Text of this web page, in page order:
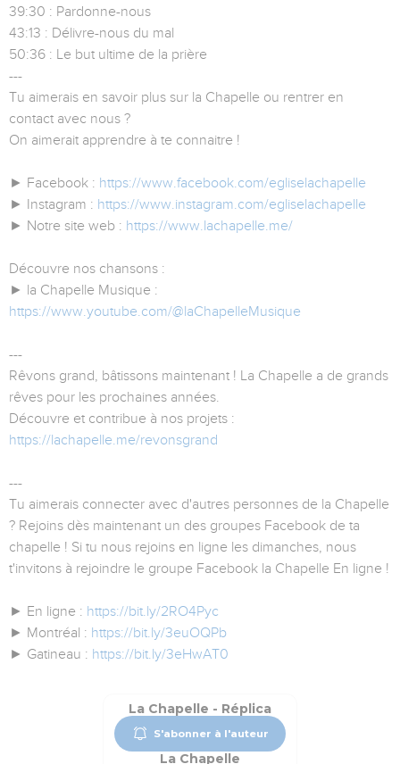
39:30 : Pardonne-nous
43:13 : Délivre-nous du mal
50:36 : Le but ultime de la prière
---
Tu aimerais en savoir plus sur la Chapelle ou rentrer en
contact avec nous ?
On aimerait apprendre à te connaitre !
► Facebook : https://www.facebook.com/egliselachapelle
► Instagram : https://www.instagram.com/egliselachapelle
► Notre site web : https://www.lachapelle.me/
Découvre nos chansons :
► la Chapelle Musique :
https://www.youtube.com/@laChapelleMusique
---
Rêvons grand, bâtissons maintenant ! La Chapelle a de grands
rêves pour les prochaines années.
Découvre et contribue à nos projets :
https://lachapelle.me/revonsgrand
---
Tu aimerais connecter avec d'autres personnes de la Chapelle
? Rejoins dès maintenant un des groupes Facebook de ta
chapelle ! Si tu nous rejoins en ligne les dimanches, nous
t'invitons à rejoindre le groupe Facebook la Chapelle En ligne !
► En ligne : https://bit.ly/2RO4Pyc
► Montréal : https://bit.ly/3euOQPb
► Gatineau : https://bit.ly/3eHwAT0
La Chapelle - Réplica
S'abonner à l'auteur
La Chapelle